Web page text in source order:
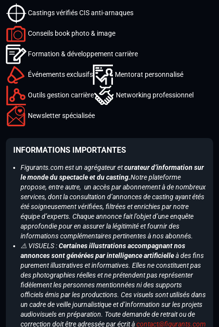
Castings vérifiés CIS anti-arnaques
Conseils book photo & image
Formation & développement carrière
Événements exclusifs Mentorat personnalisé
Outils gestion carrière Networking professionnel
Newsletter spécialisée
INFORMATIONS IMPORTANTES
Figurants.com est un agrégateur etcurateur d’information sur
le monde du spectacle et du casting.Notre plateforme
propose, entre autre, un accès par abonnement à de nombreux
services, dont la consultation d’annonces de casting ayant étés
été soigneusement vérifiées, filtrées et enrichies par notre
équipe d’experts. Chaque annonce fait l’objet d’une enquête
approfondie pour en assurer la légitimité et fournir des
informations complémentaires pertinentes à nos abonnés.
⚠️ VISUELS :Certaines illustrations accompagnant nos
annonces sont générées par intelligence artificielleà des fins
purement illustratives et informatives. Elles ne constituent pas
des photographies réelles et ne prétendent pas représenter
fidèlement les personnes mentionnées ni des supports
officiels émis par les productions. Ces visuels sont utilisés dans
un cadre de veille journalistique et d’information sur les projets
audiovisuels en préparation. Toute demande de retrait ou de
correction doit être adressée par écrit àcontact@figurants.com